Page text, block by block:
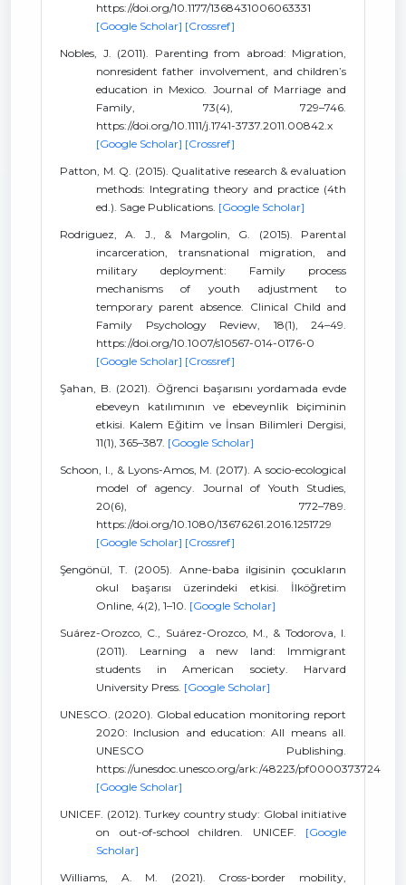
https://doi.org/10.1177/1368431006063331
[Google Scholar] [Crossref]
Nobles, J. (2011). Parenting from abroad: Migration,
nonresident father involvement, and children’s
education in Mexico. Journal of Marriage and
Family, 73(4), 729–746.
https://doi.org/10.1111/j.1741-3737.2011.00842.x
[Google Scholar] [Crossref]
Patton, M. Q. (2015). Qualitative research & evaluation
methods: Integrating theory and practice (4th
ed.). Sage Publications. [Google Scholar]
Rodriguez, A. J., & Margolin, G. (2015). Parental
incarceration, transnational migration, and
military deployment: Family process
mechanisms of youth adjustment to
temporary parent absence. Clinical Child and
Family Psychology Review, 18(1), 24–49.
https://doi.org/10.1007/s10567-014-0176-0
[Google Scholar] [Crossref]
Şahan, B. (2021). Öğrenci başarısını yordamada evde
ebeveyn katılımının ve ebeveynlik biçiminin
etkisi. Kalem Eğitim ve İnsan Bilimleri Dergisi,
11(1), 365–387. [Google Scholar]
Schoon, I., & Lyons-Amos, M. (2017). A socio-ecological
model of agency. Journal of Youth Studies,
20(6), 772–789.
https://doi.org/10.1080/13676261.2016.1251729
[Google Scholar] [Crossref]
Şengönül, T. (2005). Anne-baba ilgisinin çocukların
okul başarısı üzerindeki etkisi. İlköğretim
Online, 4(2), 1–10. [Google Scholar]
Suárez-Orozco, C., Suárez-Orozco, M., & Todorova, I.
(2011). Learning a new land: Immigrant
students in American society. Harvard
University Press. [Google Scholar]
UNESCO. (2020). Global education monitoring report
2020: Inclusion and education: All means all.
UNESCO Publishing.
https://unesdoc.unesco.org/ark:/48223/pf0000373724
[Google Scholar]
UNICEF. (2012). Turkey country study: Global initiative
on out-of-school children. UNICEF. [Google
Scholar]
Williams, A. M. (2021). Cross-border mobility,